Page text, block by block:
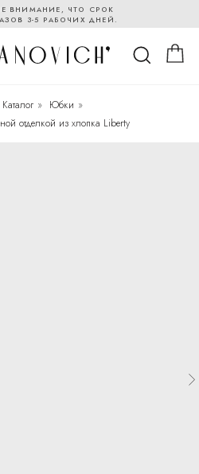
ВНИМАНИЕ, ЧТО СРОК
3-5 РАБОЧИХ ДНЕЙ.
Каталог » Юбки »
отделкой из хлопка Liberty